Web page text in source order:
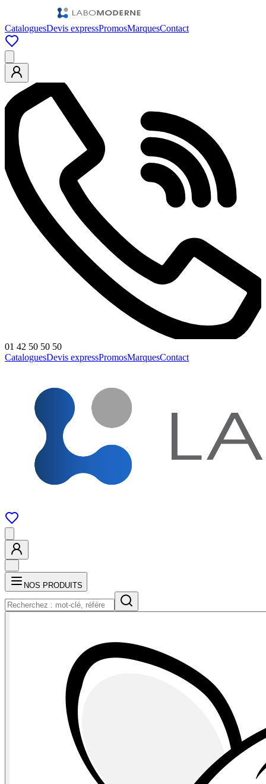
CataloguesDevis expressPromosMarquesContact
01 42 50 50 50
CataloguesDevis expressPromosMarquesContact
NOS PRODUITS